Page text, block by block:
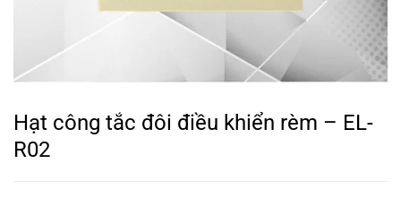
Hạt công tắc đôi điều khiển rèm – EL-
R02